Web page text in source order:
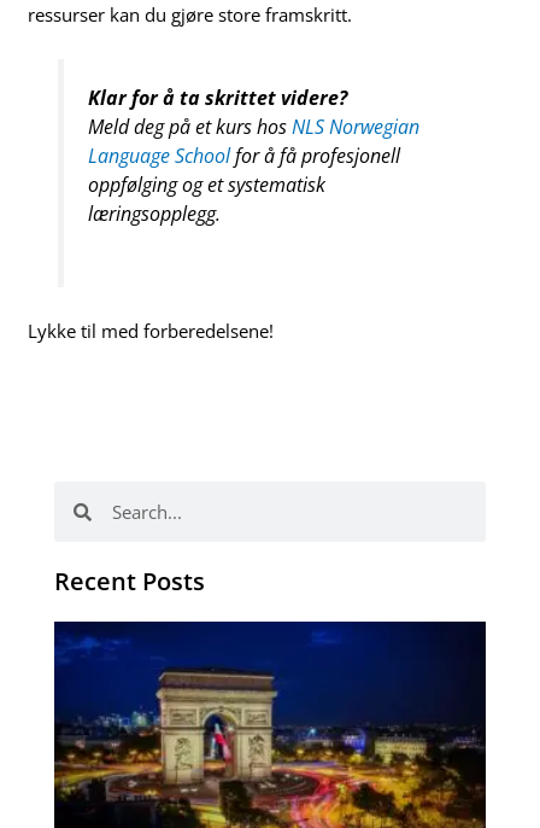
ressurser kan du gjøre store framskritt.
Klar for å ta skrittet videre?
Meld deg på et kurs hosNLS Norwegian
Language Schoolfor å få profesjonell
oppfølging og et systematisk
læringsopplegg.
Lykke til med forberedelsene!
Recent Posts